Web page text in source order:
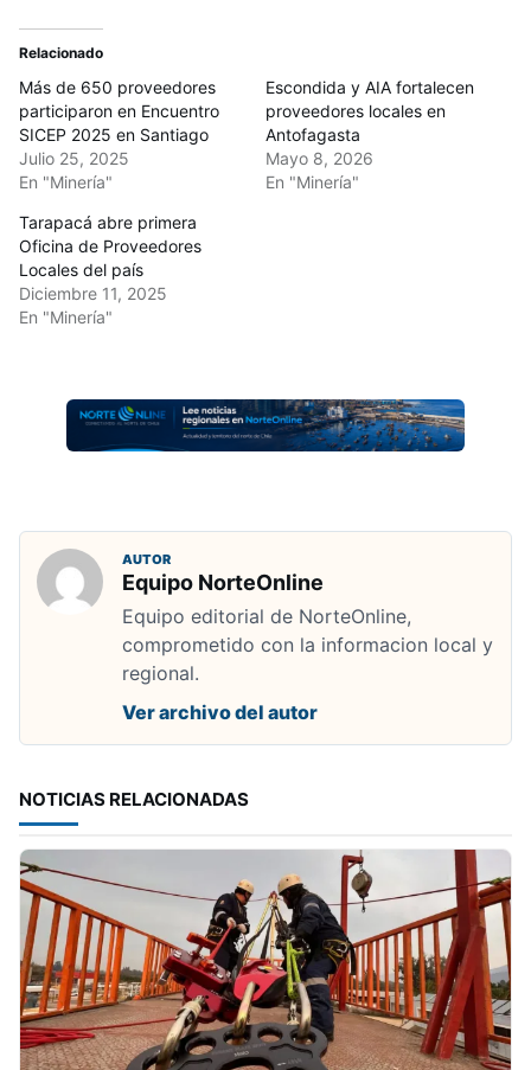
Relacionado
Más de 650 proveedores
participaron en Encuentro
SICEP 2025 en Santiago
Julio 25, 2025
En "Minería"
Escondida y AIA fortalecen
proveedores locales en
Antofagasta
Mayo 8, 2026
En "Minería"
Tarapacá abre primera
Oficina de Proveedores
Locales del país
Diciembre 11, 2025
En "Minería"
AUTOR
Equipo NorteOnline
Equipo editorial de NorteOnline,
comprometido con la informacion local y
regional.
Ver archivo del autor
NOTICIAS RELACIONADAS